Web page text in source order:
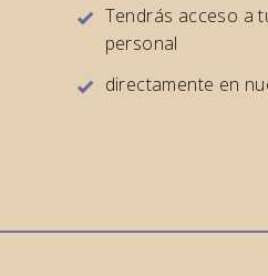
​Tendrás acceso a
personal
directamente en